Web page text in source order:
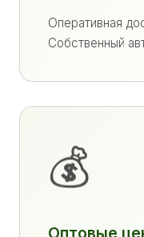
Оперативная
Собственный
💰
Оптовые